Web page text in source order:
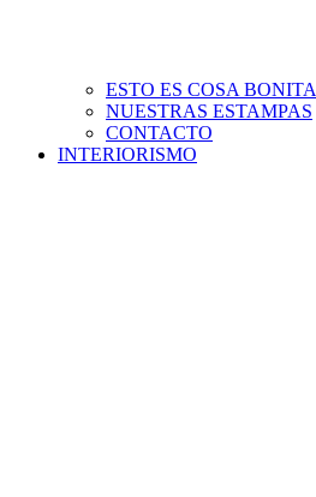
ESTO ES COSA BONITA
NUESTRAS ESTAMPAS
CONTACTO
INTERIORISMO